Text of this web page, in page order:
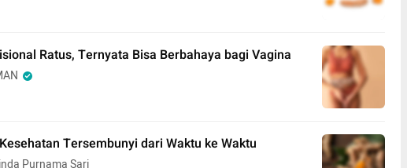
Ratus, Ternyata Bisa Berbahaya bagi Vagina
Tersembunyi dari Waktu ke Waktu
Purnama Sari